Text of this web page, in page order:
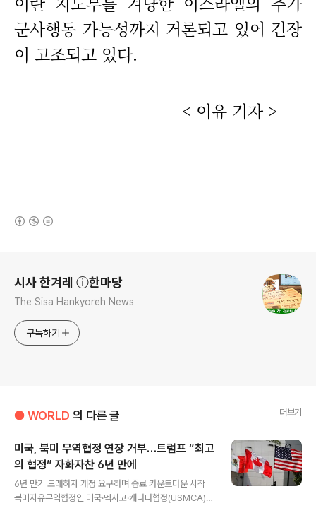
군사행동 가능성까지 거론되고 있어 긴장
이 고조되고 있다.
< 이유 기자 >
시사 한겨레 ⓘ한마당
The Sisa Hankyoreh News
구독하기
● WORLD 의 다른 글 더보기
미국, 북미 무역협정 연장 거부…트럼프 “최고
의 협정” 자화자찬 6년 만에
6년 만기 도래하자 개정 요구하며 종료 카운트다운 시작
북미자유무역협정인 미국·멕시코·캐나다협정(USMCA)의